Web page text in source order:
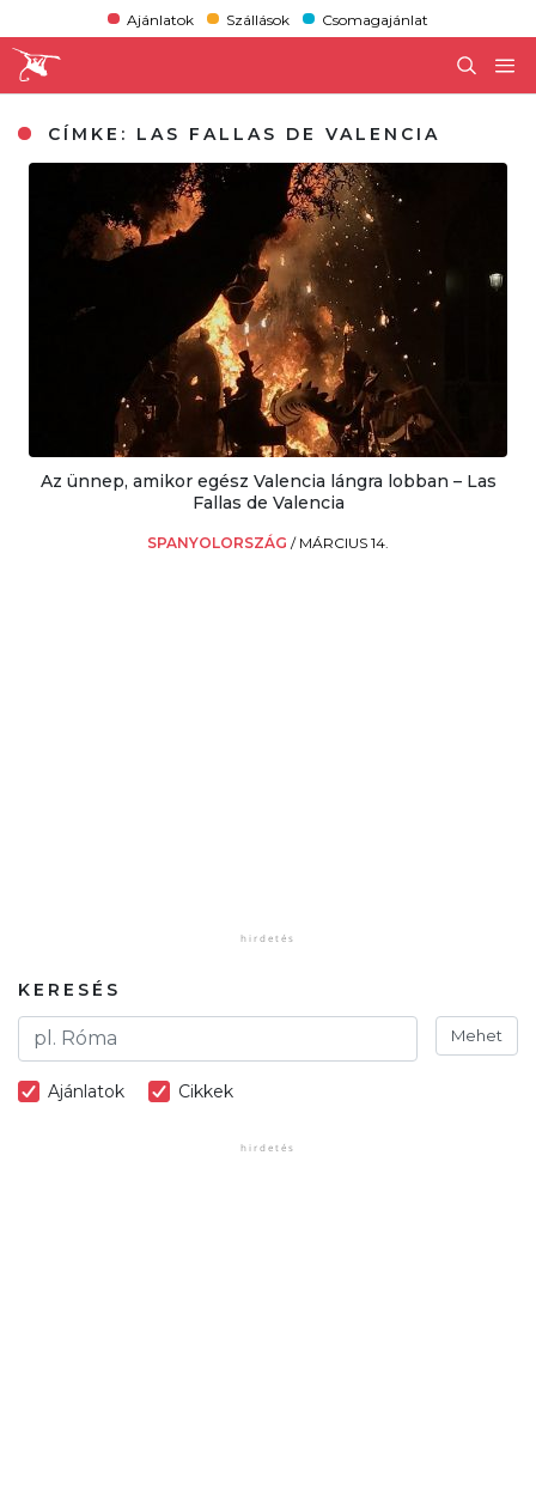
Ajánlatok Szállások Csomagajánlat
CÍMKE: LAS FALLAS DE VALENCIA
Az ünnep, amikor egész Valencia lángra lobban – Las
Fallas de Valencia
SPANYOLORSZÁG / MÁRCIUS 14.
KERESÉS
Mehet
Ajánlatok Cikkek